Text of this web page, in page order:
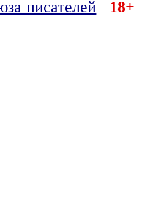
писателей 18+